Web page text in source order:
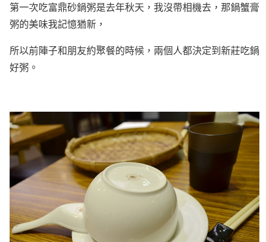
第一次吃富鼎砂鍋粥是去年秋天，我沒帶相機去，那鍋蟹膏
粥的美味我記憶猶新，
所以前陣子和朋友約聚餐的時候，兩個人都決定到新莊吃鍋
好粥。